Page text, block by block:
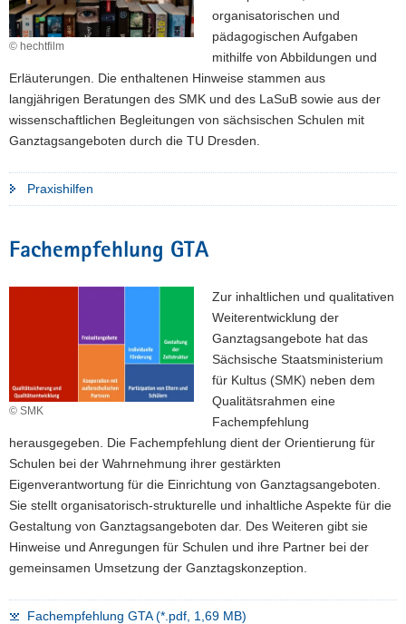
© hechtfilm
organisatorischen und
pädagogischen Aufgaben
mithilfe von Abbildungen und
Erläuterungen. Die enthaltenen Hinweise stammen aus
langjährigen Beratungen des SMK und des LaSuB sowie aus der
wissenschaftlichen Begleitungen von sächsischen Schulen mit
Ganztagsangeboten durch die TU Dresden.
Praxishilfen
Fachempfehlung GTA
© SMK
Zur inhaltlichen und qualitativen
Weiterentwicklung der
Ganztagsangebote hat das
Sächsische Staatsministerium
für Kultus (SMK) neben dem
Qualitätsrahmen eine
Fachempfehlung
herausgegeben. Die Fachempfehlung dient der Orientierung für
Schulen bei der Wahrnehmung ihrer gestärkten
Eigenverantwortung für die Einrichtung von Ganztagsangeboten.
Sie stellt organisatorisch-strukturelle und inhaltliche Aspekte für die
Gestaltung von Ganztagsangeboten dar. Des Weiteren gibt sie
Hinweise und Anregungen für Schulen und ihre Partner bei der
gemeinsamen Umsetzung der Ganztagskonzeption.
Fachempfehlung GTA (*.pdf, 1,69 MB)